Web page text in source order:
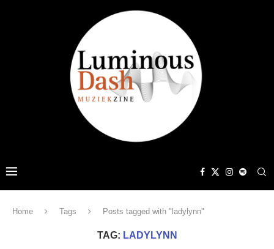
Home Tags Posts tagged with "ladylynn"
TAG: LADYLYNN